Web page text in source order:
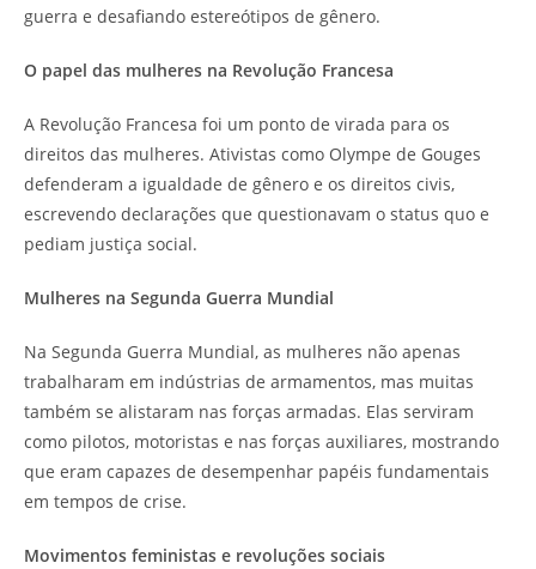
guerra e desafiando estereótipos de gênero.
O papel das mulheres na Revolução Francesa
A Revolução Francesa foi um ponto de virada para os
direitos das mulheres. Ativistas como Olympe de Gouges
defenderam a igualdade de gênero e os direitos civis,
escrevendo declarações que questionavam o status quo e
pediam justiça social.
Mulheres na Segunda Guerra Mundial
Na Segunda Guerra Mundial, as mulheres não apenas
trabalharam em indústrias de armamentos, mas muitas
também se alistaram nas forças armadas. Elas serviram
como pilotos, motoristas e nas forças auxiliares, mostrando
que eram capazes de desempenhar papéis fundamentais
em tempos de crise.
Movimentos feministas e revoluções sociais